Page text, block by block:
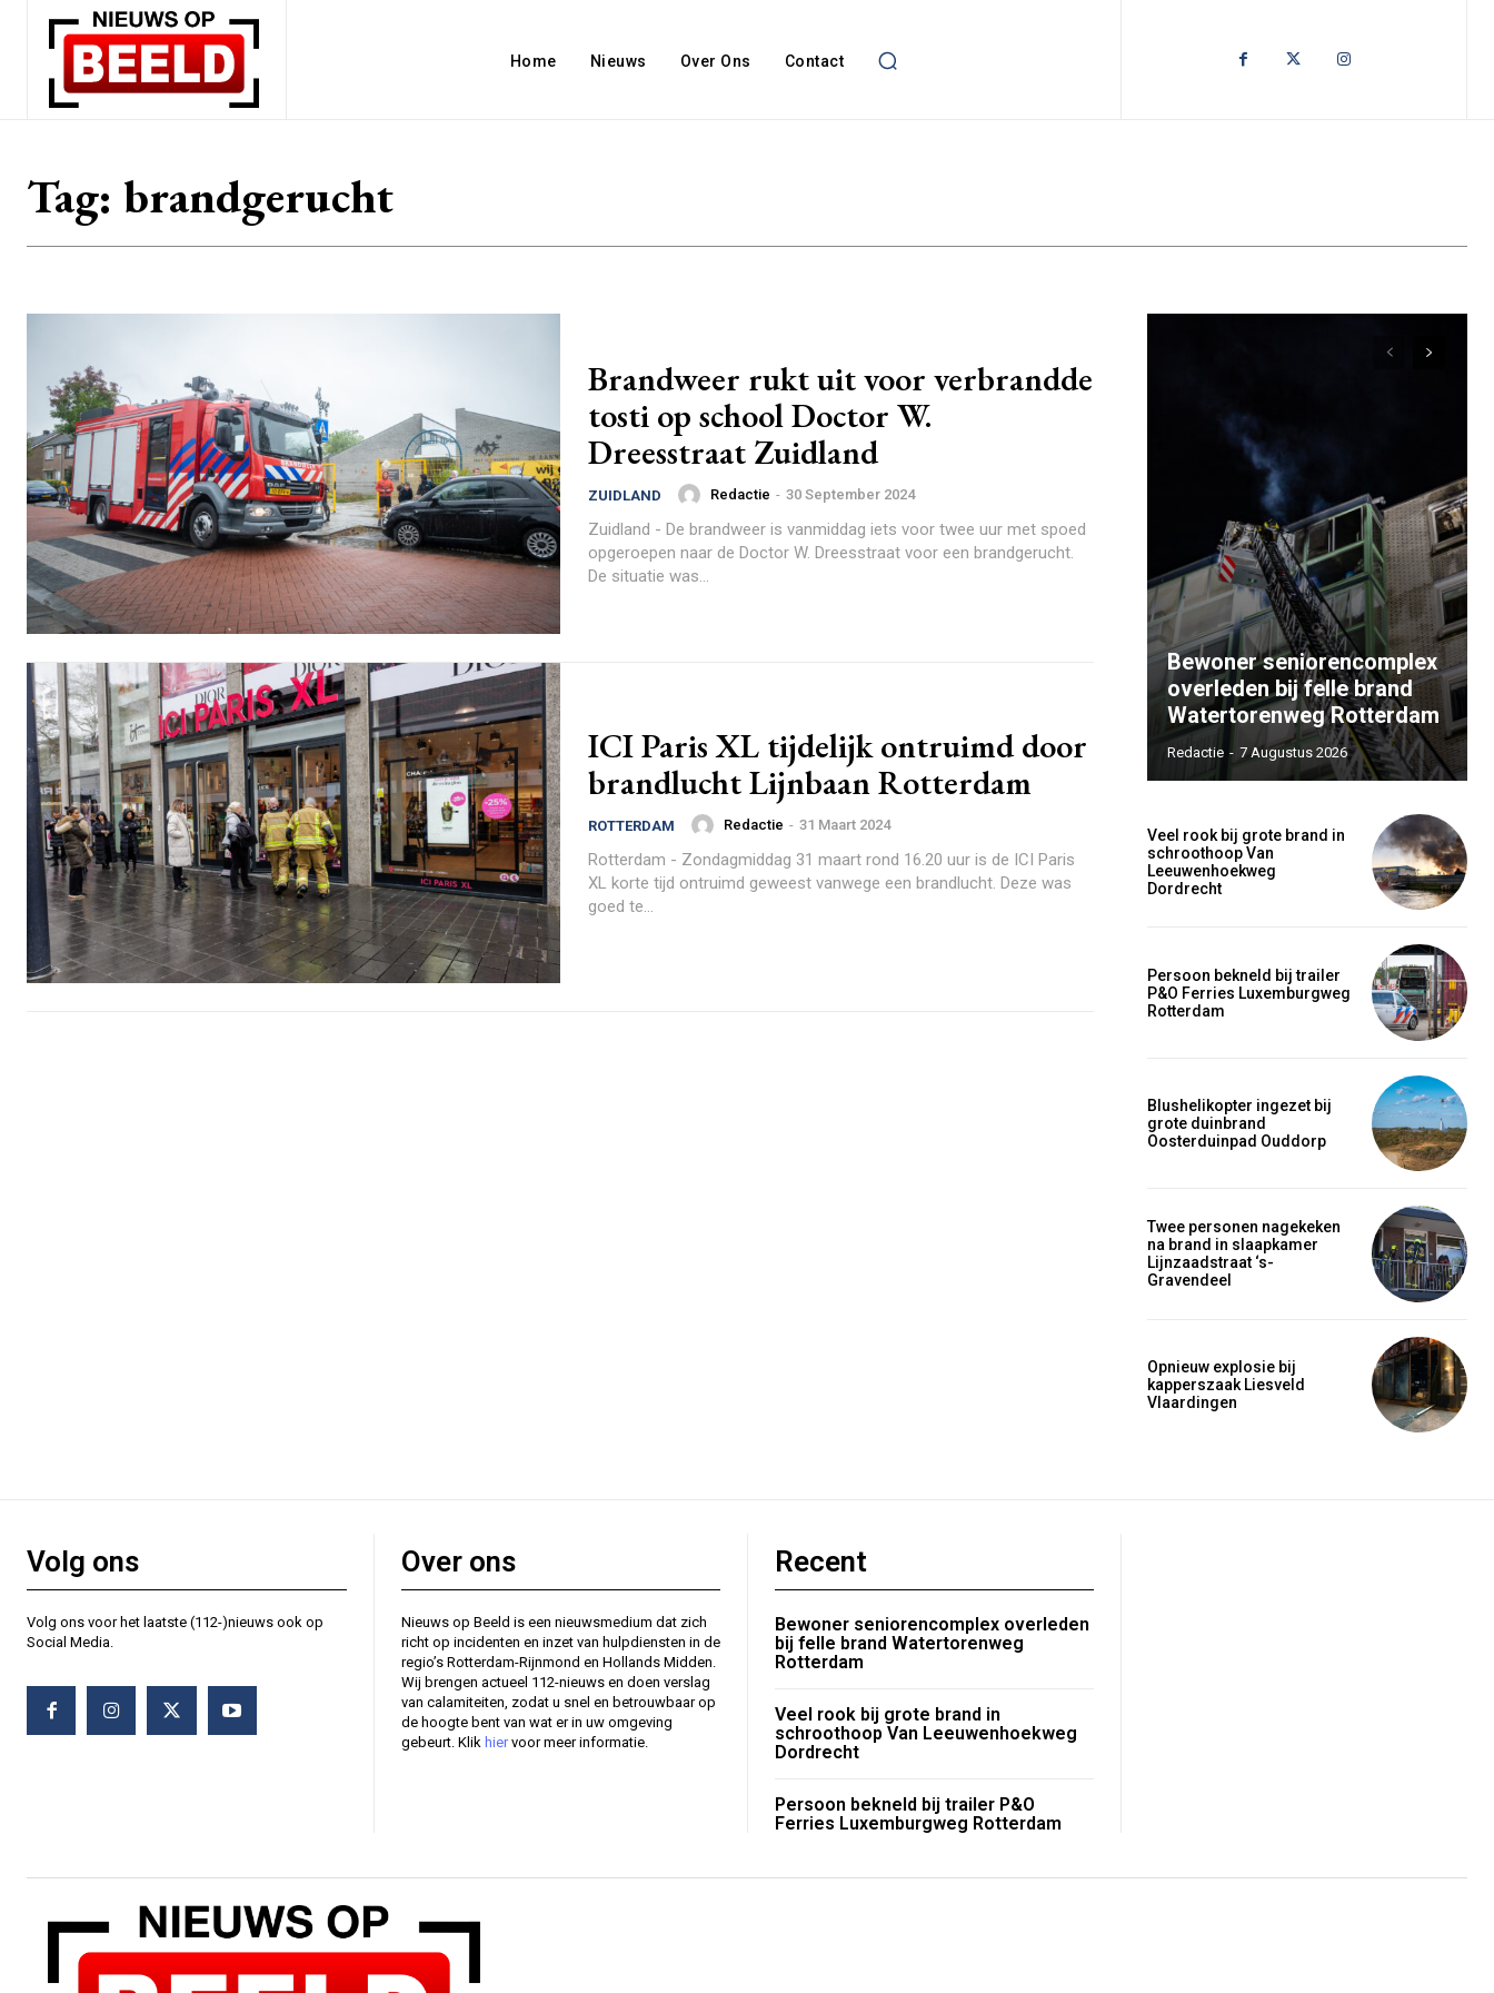
Home Nieuws Over Ons Contact
Tag: brandgerucht
Brandweer rukt uit voor verbrandde
tosti op school Doctor W.
Dreesstraat Zuidland
ZUIDLAND Redactie - 30 September 2024
Zuidland - De brandweer is vanmiddag iets voor twee uur met spoed
opgeroepen naar de Doctor W. Dreesstraat voor een brandgerucht.
De situatie was...
ICI Paris XL tijdelijk ontruimd door
brandlucht Lijnbaan Rotterdam
ROTTERDAM Redactie - 31 Maart 2024
Rotterdam - Zondagmiddag 31 maart rond 16.20 uur is de ICI Paris
XL korte tijd ontruimd geweest vanwege een brandlucht. Deze was
goed te...
Bewoner seniorencomplex
overleden bij felle brand
Watertorenweg Rotterdam
Redactie - 7 Augustus 2026
Veel rook bij grote brand in
schroothoop Van
Leeuwenhoekweg
Dordrecht
Persoon bekneld bij trailer
P&O Ferries Luxemburgweg
Rotterdam
Blushelikopter ingezet bij
grote duinbrand
Oosterduinpad Ouddorp
Twee personen nagekeken
na brand in slaapkamer
Lijnzaadstraat ‘s-
Gravendeel
Opnieuw explosie bij
kapperszaak Liesveld
Vlaardingen
Volg ons
Volg ons voor het laatste (112-)nieuws ook op
Social Media.
Over ons
Nieuws op Beeld is een nieuwsmedium dat zich
richt op incidenten en inzet van hulpdiensten in de
regio’s Rotterdam-Rijnmond en Hollands Midden.
Wij brengen actueel 112-nieuws en doen verslag
van calamiteiten, zodat u snel en betrouwbaar op
de hoogte bent van wat er in uw omgeving
gebeurt. Klik hiervoor meer informatie.
Recent
Bewoner seniorencomplex overleden
bij felle brand Watertorenweg
Rotterdam
Veel rook bij grote brand in
schroothoop Van Leeuwenhoekweg
Dordrecht
Persoon bekneld bij trailer P&O
Ferries Luxemburgweg Rotterdam